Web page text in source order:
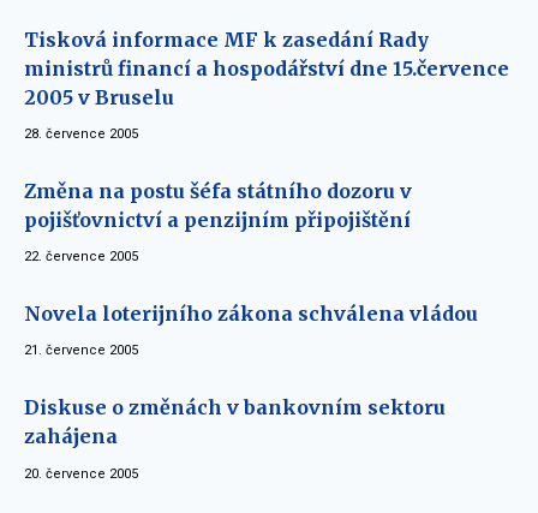
Tisková informace MF k zasedání Rady
ministrů financí a hospodářství dne 15.července
2005 v Bruselu
28. července 2005
Změna na postu šéfa státního dozoru v
pojišťovnictví a penzijním připojištění
22. července 2005
Novela loterijního zákona schválena vládou
21. července 2005
Diskuse o změnách v bankovním sektoru
zahájena
20. července 2005